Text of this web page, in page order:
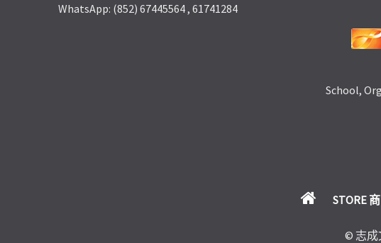
WhatsApp: (852) 67445564 , 61741284
School,
STORE
© 志成